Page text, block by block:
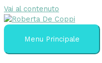
Vai al contenuto
Menu Principale